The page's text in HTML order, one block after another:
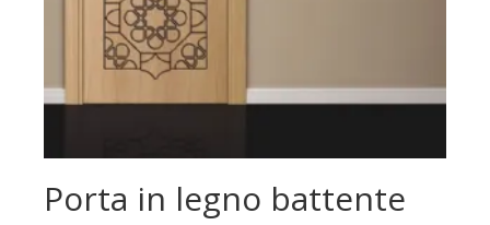
Porta in legno battente